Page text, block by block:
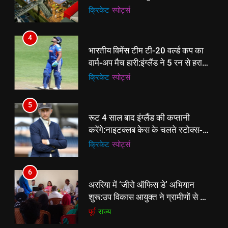
मेकओवर, कई मेगा कॉन्सर्ट; मशहूर हस्तियों
क्रिकेट ‎स्पोर्ट्स
4
भारतीय विमेंस टीम टी-20 वर्ल्ड कप का
वार्म-अप मैच हारी:इंग्लैंड ने 5 रन से हराया;
ऋचा घोष की फिफ्टी बेकार
क्रिकेट ‎स्पोर्ट्स
5
रूट 4 साल बाद इंग्लैंड की कप्तानी
करेंगे:नाइटक्लब केस के चलते स्टोक्स-
एटकिंसन दूसरे टेस्ट से बाहर; आर्चर की
क्रिकेट ‎स्पोर्ट्स
6
अररिया में ‘जीरो ऑफिस डे’ अभियान
शुरू:उप विकास आयुक्त ने ग्रामीणों से जॉब
कार्ड बनाने की अपील, कल भी आयोजन
पूर्व राज्य
5
रूट 4 साल बाद इंग्लैंड की कप्तानी
करेंगे:नाइटक्लब केस के चलते स्टोक्स-
एटकिंसन दूसरे टेस्ट से बाहर; आर्चर की
क्रिकेट